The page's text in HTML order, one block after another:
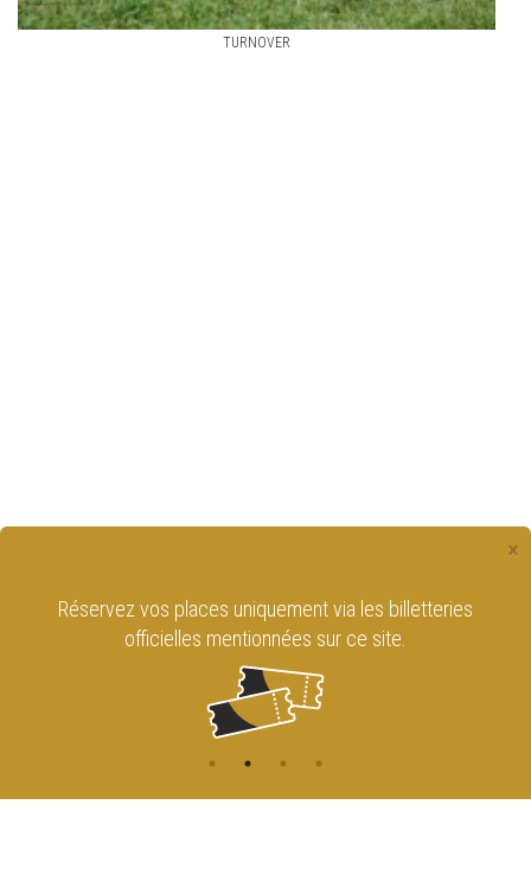
TURNOVER
×
Réservez vos places uniquement via les billetteries
officielles mentionnées sur ce site.